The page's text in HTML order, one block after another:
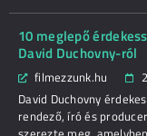
10 meglepő
David Duchovny-ról
filmezzunk.hu
David Duchovny
rendező, író és